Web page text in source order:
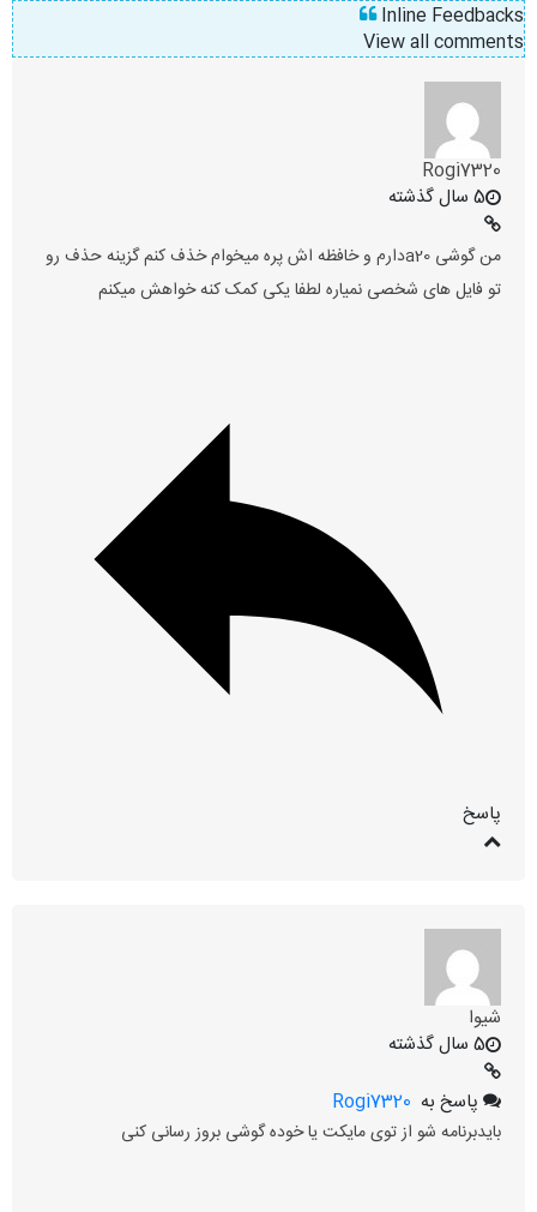
Inline Feedbacks
View all comments
Rogi7320
5 سال گذشته
من گوشی a20دارم و خافظه اش پره میخوام خذف کنم گزینه حذف رو
تو فایل های شخصی نمیاره لطفا یکی کمک کنه خواهش میکنم
پاسخ
شیوا
5 سال گذشته
پاسخ به Rogi7320
بایدبرنامه شو از توی مایکت یا خوده گوشی بروز رسانی کنی